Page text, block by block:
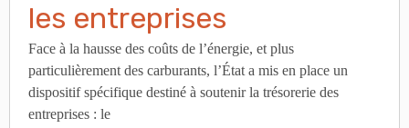
les entreprises
Face à la hausse des coûts de l’énergie, et plus
particulièrement des carburants, l’État a mis en place un
dispositif spécifique destiné à soutenir la trésorerie des
entreprises : le